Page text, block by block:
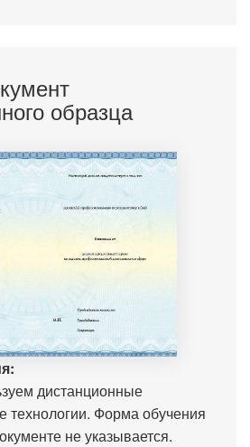
образца
дистанционные
технологии. Форма обучения
не указывается.